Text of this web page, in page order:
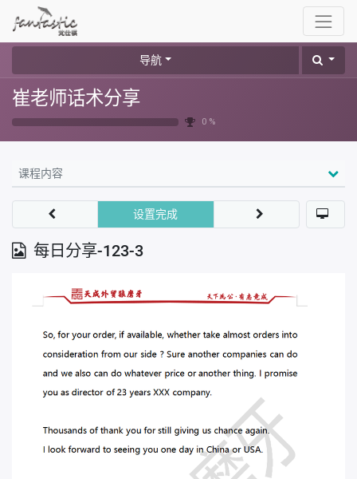
导航
崔老师话术分享
0 %
课程内容
每日分享-123-3
设置完成